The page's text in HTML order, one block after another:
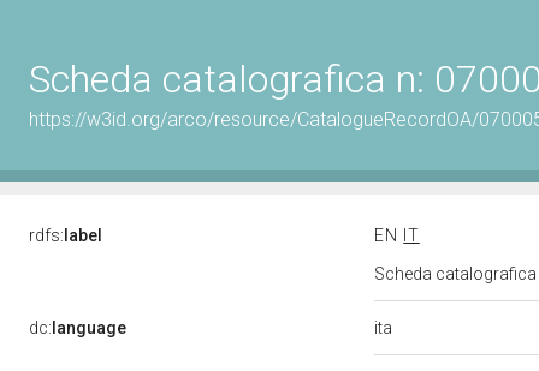
Scheda catalografica n:
https://w3id.org/arco/resource/CatalogueRecordOA/
rdfs: label EN
IT
Scheda
dc: language ita